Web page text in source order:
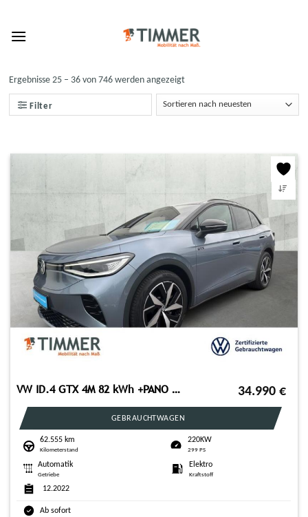
content
Filter
Ergebnisse 25 – 36 von 746 werden angezeigt
VW ID.4 GTX 4M 82 kWh +PANO +360° +IQ.LIGHT +ACC +C 34.990 €
GEBRAUCHTWAGEN
62.555 km
Kilometerstand
220KW
299 PS
Automatik
Getriebe
Elektro
Kraftstoff
12.2022
Ab sofort